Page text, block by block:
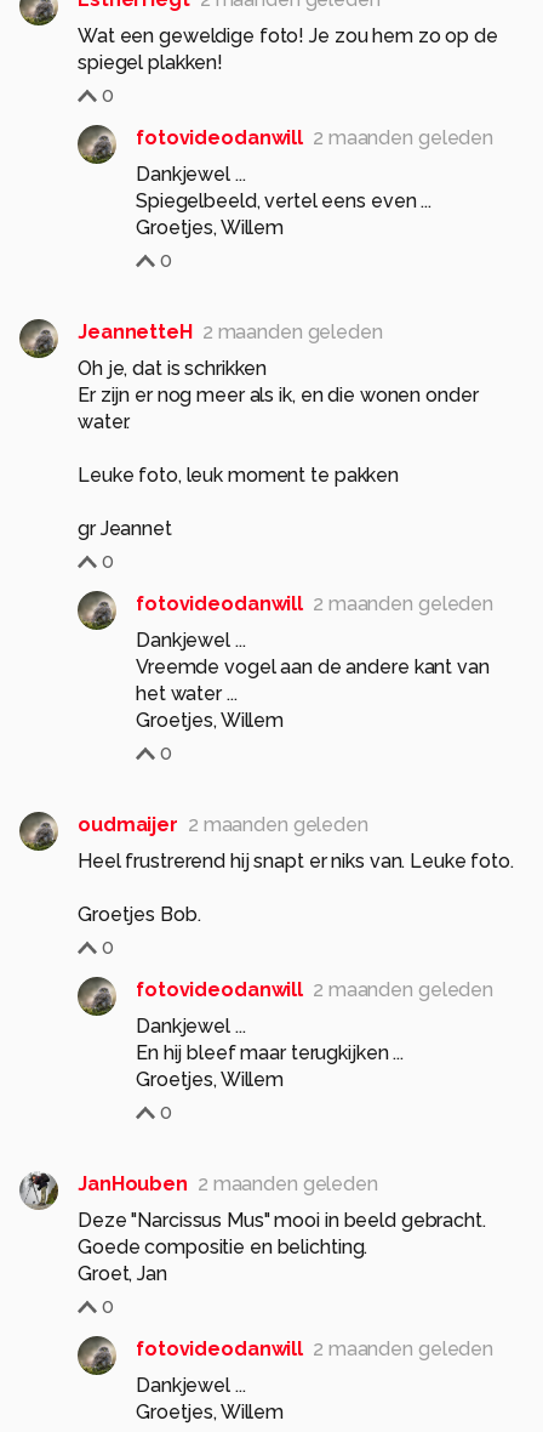
Wat een geweldige foto! Je zou hem zo op de
spiegel plakken!
0
fotovideodanwill 2 maanden geleden
Dankjewel ...
Spiegelbeeld, vertel eens even ...
Groetjes, Willem
0
JeannetteH
2 maanden geleden
Oh je, dat is schrikken
Er zijn er nog meer als ik, en die wonen onder
water.
Leuke foto, leuk moment te pakken
gr Jeannet
0
fotovideodanwill 2 maanden geleden
Dankjewel ...
Vreemde vogel aan de andere kant van
het water ...
Groetjes, Willem
0
oudmaijer 2 maanden geleden
Heel frustrerend hij snapt er niks van. Leuke foto.
Groetjes Bob.
0
fotovideodanwill 2 maanden geleden
Dankjewel ...
En hij bleef maar terugkijken ...
Groetjes, Willem
0
JanHouben 2 maanden geleden
Deze "Narcissus Mus" mooi in beeld gebracht.
Goede compositie en belichting.
Groet, Jan
0
fotovideodanwill 2 maanden geleden
Dankjewel ...
Groetjes, Willem